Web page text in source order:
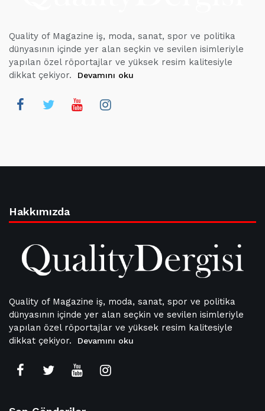
Quality of Magazine iş, moda, sanat, spor ve politika
dünyasının içinde yer alan seçkin ve sevilen isimleriyle
yapılan özel röportajlar ve yüksek resim kalitesiyle
dikkat çekiyor.
Devamını oku
Hakkımızda
Quality of Magazine iş, moda, sanat, spor ve politika
dünyasının içinde yer alan seçkin ve sevilen isimleriyle
yapılan özel röportajlar ve yüksek resim kalitesiyle
dikkat çekiyor.
Devamını oku